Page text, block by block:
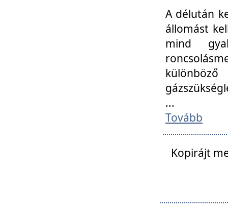
A délután
állomást
mind
...
Tovább
Kopirájt